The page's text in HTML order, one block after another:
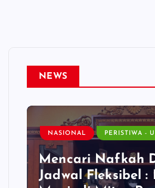
NEWS
NASIONAL PERISTIWA -
Mencari Nafkah
Jadwal Fleksibel :